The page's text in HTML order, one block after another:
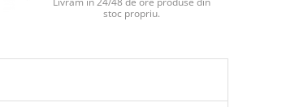
stoc propriu.